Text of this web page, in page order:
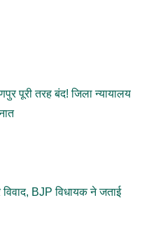
पूरी तरह बंद! जिला न्यायालय
विवाद, BJP विधायक ने जताई